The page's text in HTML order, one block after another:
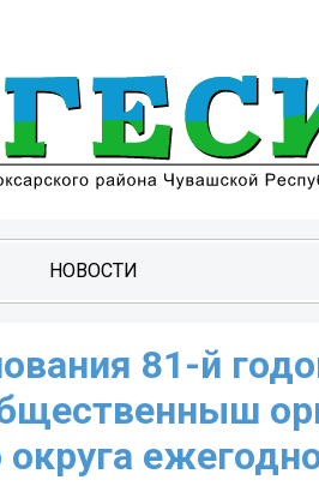
НОВОСТИ
81-й